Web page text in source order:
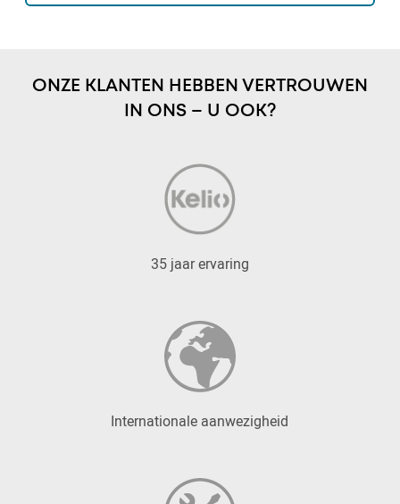
ONZE KLANTEN HEBBEN VERTROUWEN
IN ONS – U OOK?
35 jaar ervaring
Internationale aanwezigheid